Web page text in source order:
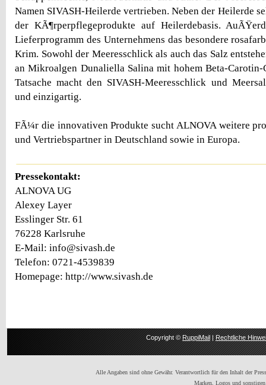
Namen SIVASH-Heilerde vertrieben. Neben der Heilerde
der KÃ¶rperpflegeprodukte auf Heilerdebasis.
Lieferprogramm des Unternehmens das besondere
Krim. Sowohl der Meeresschlick als auch das Salz
an Mikroalgen Dunaliella Salina mit hohem Beta-
Tatsache macht den SIVASH-Meeresschlick und
und einzigartig.
FÃ¼r die innovativen Produkte sucht ALNOVA weitere
und Vertriebspartner in Deutschland sowie in Europa.
Pressekontakt:
ALNOVA UG
Alexey Layer
Esslinger Str. 61
76228 Karlsruhe
E-Mail: info@sivash.de
Telefon: 0721-4539839
Homepage: http://www.sivash.de
Copyright ©RuppiMail|Rechtliche
Alle Angaben sind ohne Gewähr. Verantwortlich für den Inhalt der
Marken, Logos und